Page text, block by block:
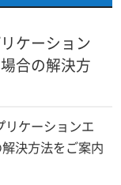
ケーション
合の解決方
リケーションエ
決方法をご案内